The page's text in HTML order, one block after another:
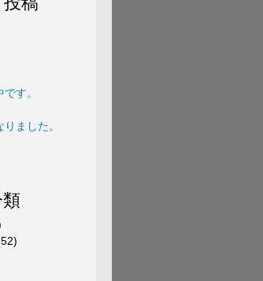
す。
ました。